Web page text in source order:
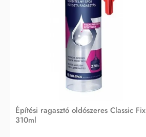
Építési ragasztó oldószeres Classic Fix
310ml